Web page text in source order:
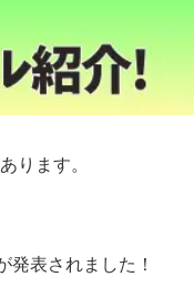
ります。
発表されました！